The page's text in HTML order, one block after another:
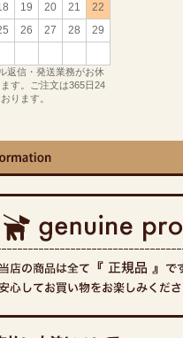
19 20 21
22
26 27 28
29
返信・発送業務がお休
す。ご注文は365日24
ります。